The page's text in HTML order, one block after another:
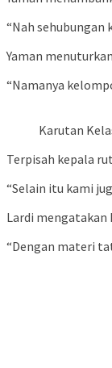
“Nah
Yaman
“Namanya
Karutan
Terpisah kepala
“Selain itu kami
Lardi mengatakan
“Dengan materi